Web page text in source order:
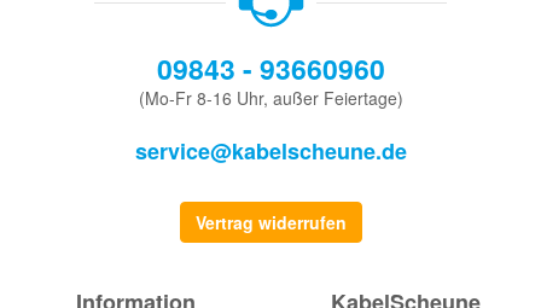
09843 - 93660960
(Mo-Fr 8-16 Uhr, außer Feiertage)
service@kabelscheune.de
Vertrag widerrufen
Information KabelScheune